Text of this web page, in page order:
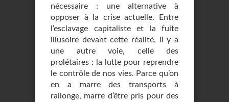
nécessaire : une alternative à
opposer à la crise actuelle. Entre
l’esclavage capitaliste et la fuite
illusoire devant cette réalité, il y a
une autre voie, celle des
prolétaires : la lutte pour reprendre
le contrôle de nos vies. Parce qu’on
en a marre des transports à
rallonge, marre d’être pris pour des